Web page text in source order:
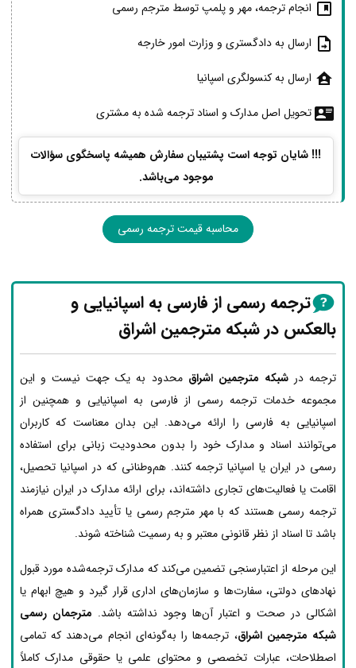
انجام ترجمه، مهر و پلمپ توسط مترجم رسمی
ارسال به دادگستری و وزارت امور خارجه
ارسال به کنسولگری اسپانیا
تحویل اصل مدارک و اسناد ترجمه شده به مشتری
!!! شایان توجه است پشتیبان سفارش همیشه پاسخگوی سؤالات
موجود می‌باشد.
محاسبه قیمت ترجمه رسمی
ترجمه رسمی از فارسی به اسپانیایی و
بالعکس در شبکه مترجمین اشراق
ترجمه درشبکه مترجمین اشراق محدود به یک جهت نیست و این
مجموعه خدمات ترجمه رسمی از فارسی به اسپانیایی و همچنین از
اسپانیایی به فارسی را ارائه می‌دهد. این بدان معناست که کاربران
می‌توانند اسناد و مدارک خود را بدون محدودیت زبانی برای استفاده
رسمی در ایران یا اسپانیا ترجمه کنند. هم‌وطنانی که در اسپانیا تحصیل،
اقامت یا فعالیت‌های تجاری داشته‌اند، برای ارائه مدارک در ایران نیازمند
ترجمه رسمی هستند که با مهر مترجم رسمی یا تأیید دادگستری همراه
باشد تا اسناد از نظر قانونی معتبر و به رسمیت شناخته شوند.
این مرحله از اعتبارسنجی تضمین می‌کند که مدارک ترجمه‌شده مورد قبول
نهادهای دولتی، سفارت‌ها و سازمان‌های اداری قرار گیرد و هیچ ابهام یا
اشکالی در صحت و اعتبار آن‌ها وجود نداشته باشد. مترجمان رسمی
شبکه مترجمین اشراق، ترجمه‌ها را به‌گونه‌ای انجام می‌دهند که تمامی
اصطلاحات، عبارات تخصصی و محتوای علمی یا حقوقی مدارک کاملاً